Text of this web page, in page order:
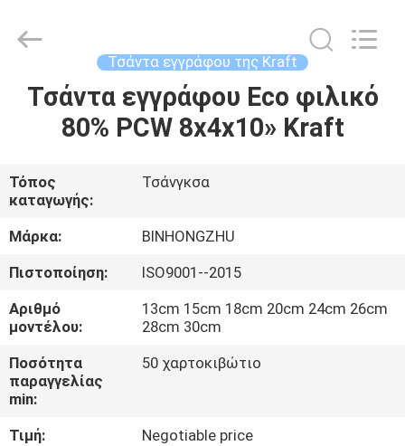
ΣΠΊΤΙ
ΠΕΡΊΠΟΥ
ΕΜΕΊΣ
ΓΎΡΟΣ
ΕΡΓΟΣΤΑΣΊΩΝ
ΠΟΙΟΤΙΚΌΣ
ΈΛΕΓΧΟΣ
and
Export
Reserved.
Τσάντα εγγράφου της Kraft
Τσάντα εγγράφου Eco φιλικό
80% PCW 8x4x10» Kraft
Τόπος
καταγωγής:
Τσάνγκσα
Μάρκα:
BINHONGZHU
Πιστοποίηση:
ISO9001--2015
Αριθμό
μοντέλου:
13cm 15cm 18cm 20cm 24cm 26cm
28cm 30cm
Ποσότητα
παραγγελίας
min:
50 χαρτοκιβώτιο
Τιμή:
Negotiable price